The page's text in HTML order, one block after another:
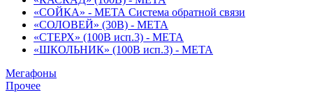
«СОЙКА» - МЕТА Система обратной связи
«СОЛОВЕЙ» (30В) - МЕТА
«СТЕРХ» (100В исп.3) - МЕТА
«ШКОЛЬНИК» (100В исп.3) - МЕТА
Мегафоны
Прочее